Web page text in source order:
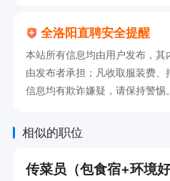
全洛阳直聘安全提醒
本站所有信息均由用户发布，
由发布者承担；凡收取服装费
信息均有欺诈嫌疑，请保持警惕
相似的职位
传菜员（包食宿+环境好